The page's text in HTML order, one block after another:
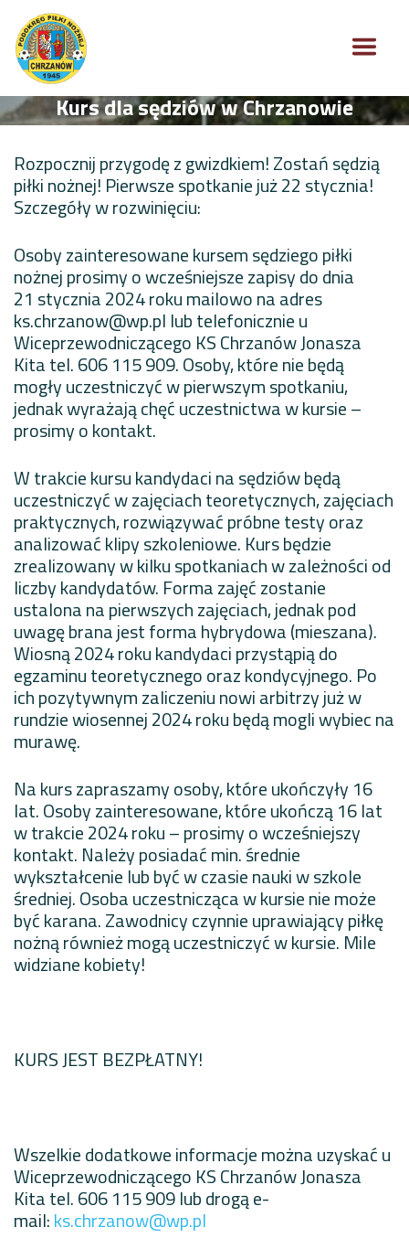
Kurs dla sędziów w Chrzanowie
Rozpocznij przygodę z gwizdkiem! Zostań sędzią
piłki nożnej! Pierwsze spotkanie już 22 stycznia!
Szczegóły w rozwinięciu:
Osoby zainteresowane kursem sędziego piłki
nożnej prosimy o wcześniejsze zapisy do dnia
21 stycznia 2024 roku mailowo na adres
ks.chrzanow@wp.pl lub telefonicznie u
Wiceprzewodniczącego KS Chrzanów Jonasza
Kita tel. 606 115 909. Osoby, które nie będą
mogły uczestniczyć w pierwszym spotkaniu,
jednak wyrażają chęć uczestnictwa w kursie –
prosimy o kontakt.
W trakcie kursu kandydaci na sędziów będą
uczestniczyć w zajęciach teoretycznych, zajęciach
praktycznych, rozwiązywać próbne testy oraz
analizować klipy szkoleniowe. Kurs będzie
zrealizowany w kilku spotkaniach w zależności od
liczby kandydatów. Forma zajęć zostanie
ustalona na pierwszych zajęciach, jednak pod
uwagę brana jest forma hybrydowa (mieszana).
Wiosną 2024 roku kandydaci przystąpią do
egzaminu teoretycznego oraz kondycyjnego. Po
ich pozytywnym zaliczeniu nowi arbitrzy już w
rundzie wiosennej 2024 roku będą mogli wybiec na
murawę.
Na kurs zapraszamy osoby, które ukończyły 16
lat. Osoby zainteresowane, które ukończą 16 lat
w trakcie 2024 roku – prosimy o wcześniejszy
kontakt. Należy posiadać min. średnie
wykształcenie lub być w czasie nauki w szkole
średniej. Osoba uczestnicząca w kursie nie może
być karana. Zawodnicy czynnie uprawiający piłkę
nożną również mogą uczestniczyć w kursie. Mile
widziane kobiety!
KURS JEST BEZPŁATNY!
Wszelkie dodatkowe informacje można uzyskać u
Wiceprzewodniczącego KS Chrzanów Jonasza
Kita tel. 606 115 909 lub drogą e-
mail:ks.chrzanow@wp.pl